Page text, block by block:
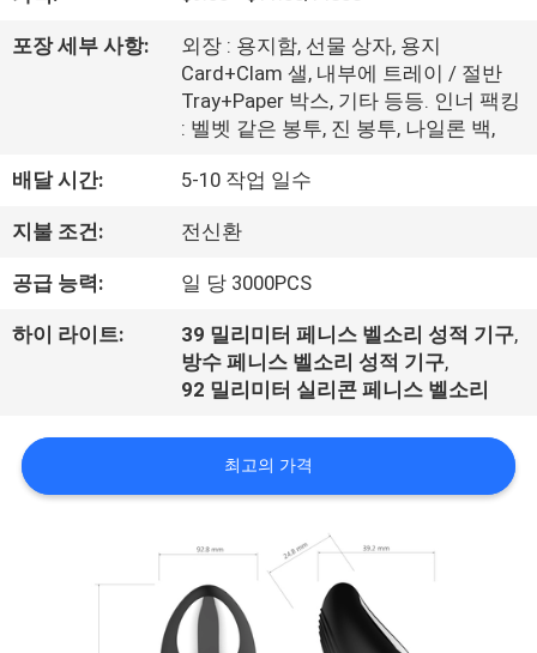
개
장
견
학
품
관
리
포장 세부 사항:
외장 : 용지함, 선물 상자, 용지
Card+Clam 샐, 내부에 트레이 / 절반
Tray+Paper 박스, 기타 등등. 인너 팩킹
: 벨벳 같은 봉투, 진 봉투, 나일론 백,
배달 시간: 5-10 작업 일수
지불 조건: 전신환
공급 능력: 일 당 3000PCS
하이 라이트: 39 밀리미터 페니스 벨소리 성적 기구,
방수 페니스 벨소리 성적 기구,
92 밀리미터 실리콘 페니스 벨소리
최고의 가격